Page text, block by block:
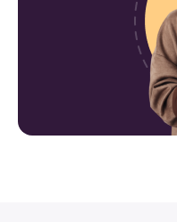
- В будние дни
12:00 до 22:00,
- Клиент
себя время в
Наши
товар ровно в
Минимальная